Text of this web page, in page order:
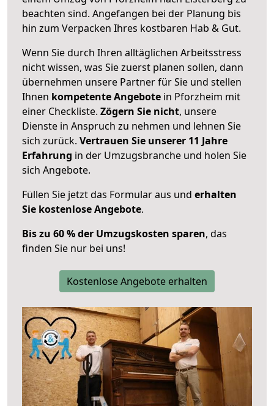
beachten sind. Angefangen bei der Planung bis
hin zum Verpacken Ihres kostbaren Hab & Gut.
Wenn Sie durch Ihren alltäglichen Arbeitsstress
nicht wissen, was Sie zuerst planen sollen, dann
übernehmen unsere Partner für Sie und stellen
Ihnen kompetente Angebote in Pforzheim mit
einer Checkliste. Zögern Sie nicht, unsere
Dienste in Anspruch zu nehmen und lehnen Sie
sich zurück. Vertrauen Sie unserer 11 Jahre
Erfahrung in der Umzugsbranche und holen Sie
sich Angebote.
Füllen Sie jetzt das Formular aus und erhalten
Sie kostenlose Angebote.
Bis zu 60 % der Umzugskosten sparen, das
finden Sie nur bei uns!
Kostenlose Angebote erhalten